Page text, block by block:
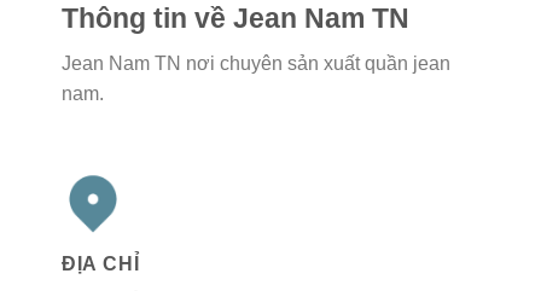
Thông tin về Jean Nam TN
Jean Nam TN nơi chuyên sản xuất quần jean
nam.
ĐỊA CHỈ